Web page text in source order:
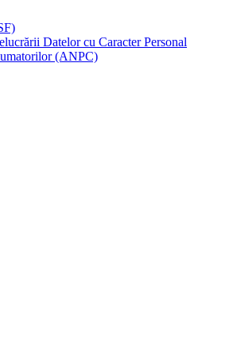
Datelor cu Caracter Personal
(ANPC)